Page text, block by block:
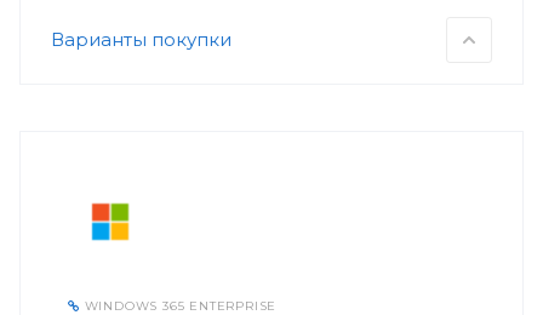
Варианты покупки
WINDOWS 365 ENTERPRISE